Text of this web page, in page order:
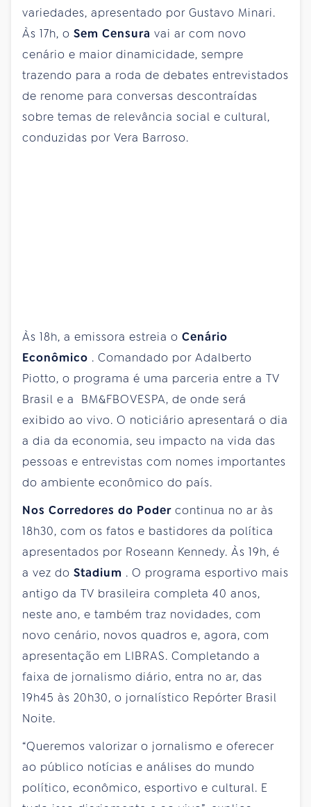
variedades, apresentado por Gustavo Minari.
Às 17h, o Sem Censura vai ar com novo
cenário e maior dinamicidade, sempre
trazendo para a roda de debates entrevistados
de renome para conversas descontraídas
sobre temas de relevância social e cultural,
conduzidas por Vera Barroso.
Às 18h, a emissora estreia o Cenário
Econômico . Comandado por Adalberto
Piotto, o programa é uma parceria entre a TV
Brasil e a BM&FBOVESPA, de onde será
exibido ao vivo. O noticiário apresentará o dia
a dia da economia, seu impacto na vida das
pessoas e entrevistas com nomes importantes
do ambiente econômico do país.
Nos Corredores do Poder continua no ar às
18h30, com os fatos e bastidores da política
apresentados por Roseann Kennedy. Às 19h, é
a vez do Stadium . O programa esportivo mais
antigo da TV brasileira completa 40 anos,
neste ano, e também traz novidades, com
novo cenário, novos quadros e, agora, com
apresentação em LIBRAS. Completando a
faixa de jornalismo diário, entra no ar, das
19h45 às 20h30, o jornalístico Repórter Brasil
Noite.
“Queremos valorizar o jornalismo e oferecer
ao público notícias e análises do mundo
político, econômico, esportivo e cultural. E